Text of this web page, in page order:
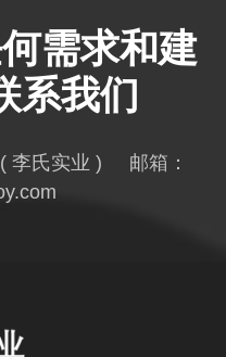
需求和建
系我们
( 李氏实业 ) 邮箱：